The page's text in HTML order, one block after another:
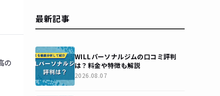
の
最新記事
WILLパーソナルジムの口コミ評判
は？料金や特徴も解説
2026.08.07